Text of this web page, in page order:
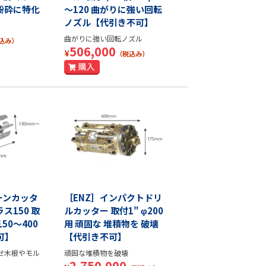
砕に特化
み）
～120 曲がりに強い回転
ノズル【代引き不可】
曲がりに強い回転ノズル
¥506,000 （税込み）
カッタ
ス150 取
～400
木根やモル
［ENZ］インパクトドリ
ルカッター 取付1" φ200
用 頑固な 堆積物を 破壊
【代引き不可】
頑固な堆積物を破壊